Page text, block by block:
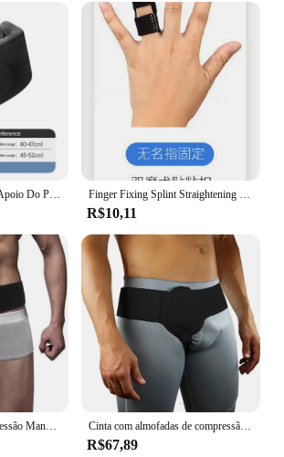
R$10,11
Hip Brace Coxa Compressão Manga, Isquiotibiais e Virilha, Envoltório Suporte para Hip Alívio Da Dor, Ciática, Quad Muscle Strains Cinta com almofadas de compressão removíveis, cintos de hérnia, suporte de virilha para homens e mulheres, esportes laterais, ajustável
R$67,89